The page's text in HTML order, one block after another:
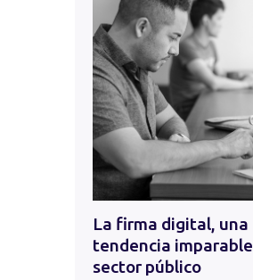
La firma digital, una
tendencia
sector público